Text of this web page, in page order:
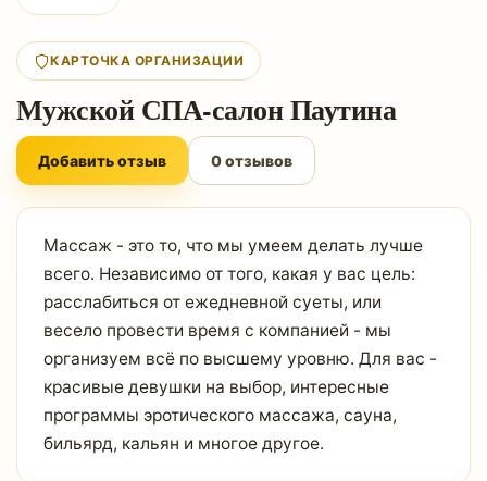
КАРТОЧКА ОРГАНИЗАЦИИ
Мужской СПА-салон Паутина
Добавить отзыв 0 отзывов
Массаж - это то, что мы умеем делать лучше
всего. Независимо от того, какая у вас цель:
расслабиться от ежедневной суеты, или
весело провести время с компанией - мы
организуем всё по высшему уровню. Для вас -
красивые девушки на выбор, интересные
программы эротического массажа, сауна,
бильярд, кальян и многое другое.